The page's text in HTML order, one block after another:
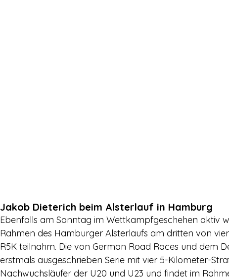
Jakob Dieterich beim Alsterlauf in Hamburg
Ebenfalls am Sonntag im Wettkampfgeschehen aktiv
Rahmen des Hamburger Alsterlaufs am dritten von
R5K teilnahm. Die von German Road Races und dem
erstmals ausgeschrieben Serie mit vier 5-Kilometer-
Nachwuchsläufer der U20 und U23 und findet im